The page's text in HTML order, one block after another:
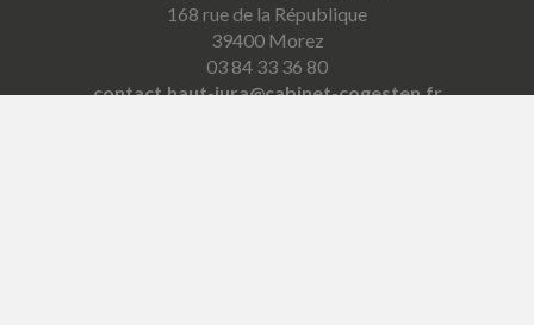
168 rue de la République
39400 Morez
03 84 33 36 80
contact.haut-jura@cabinet-cogesten.fr